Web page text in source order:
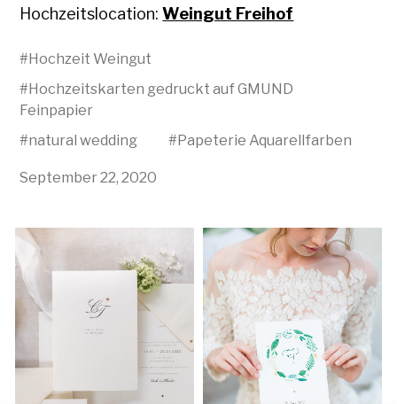
Hochzeitslocation:Weingut Freihof
#Hochzeit Weingut
#Hochzeitskarten gedruckt auf GMUND
Feinpapier
#natural wedding #Papeterie Aquarellfarben
September 22, 2020